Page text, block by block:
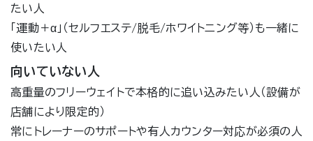
たい人
「運動＋α」（セルフエステ/脱毛/ホワイトニング等）も一緒に
使いたい人
向いていない人
高重量のフリーウェイトで本格的に追い込みたい人（設備が
店舗により限定的）
常にトレーナーのサポートや有人カウンター対応が必須の人